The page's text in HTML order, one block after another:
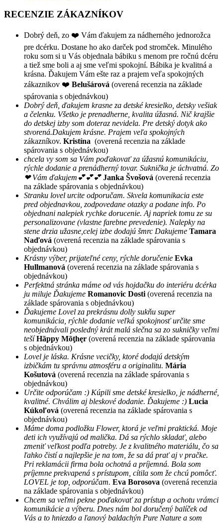
RECENZIE ZÁKAZNÍKOV
Dobrý deň, zo ❤️ Vám ďakujem za nádherného jednorožca
pre dcérku. Dostane ho ako darček pod stromček. Minulého
roku som si u Vás objednala bábiku s menom pre ročnú dcéru
a tiež sme boli a aj sme veľmi spokojní. Bábika je kvalitná a
krásna. Ďakujem Vám ešte raz a prajem veľa spokojných
zákaznikov ❤️ Belušárová (overená recenzia na základe
spárovania s objednávkou)
Dobrý deň, ďakujem krasne za detské kresielko, detsky vešiak
a čelenku. Všetko je prenadherne, kvalita úžasná. Nič krajšie
do detskej izby som doteraz nevidela. Pre detský dotyk ako
stvorená.Dakujem krásne. Prajem veľa spokojných
zákazníkov. Kristína (overená recenzia na základe
spárovania s objednávkou)
chcela vy som sa Vám poďakovať za úžasnú komunikáciu,
rýchle dodanie a prenádherný tovar. Suknička je úchvatná. Zo
❤ Vám ďakujem💕💕💕 Janka Švošová (overená recenzia
na základe spárovania s objednávkou)
Stranku lovel urcite odporučam. Skvela komunikacia este
pred objednavkou, zodpovedane otazky a podane info. Po
objednani nalepiek rychke dorucenie. Aj napriek tomu ze su
personalizovane (vlastne farebne prevedenie). Nalepky na
stene drzia užasne,celej izbe dodajú šmrc Dakujeme Tamara
Naďová (overená recenzia na základe spárovania s
objednávkou)
Krásny výber, prijateľné ceny, rýchle doručenie Evka
Hullmanová (overená recenzia na základe spárovania s
objednávkou)
Perfektná stránka máme od vás hojdačku do interiéru dcérka
ju miluje Ďakujeme Romanovic Dosti (overená recenzia na
základe spárovania s objednávkou)
Ďakujeme Lovel za prekrásnu dolly sukňu super
komunikácia, rýchle dodanie veľká spokojnosť určite sme
neobjednávali posledný krát malá slečna sa zo sukničky veľmi
tešíHãppy Mõţhęr (overená recenzia na základe spárovania
s objednávkou)
Lovel je láska. Krásne vecičky, ktoré dodajú detským
izbičkám tu správnu atmosféru a originalitu. Mária
Košutová (overená recenzia na základe spárovania s
objednávkou)
Určite odporúčam :) Kúpili sme detské kresielko, je nádherné,
kvalitné. Chválim aj bleskové dodanie. Ďakujeme :) Lucia
Kúkoľová (overená recenzia na základe spárovania s
objednávkou)
Máme doma podložku Flower, ktorá je veľmi praktická. Moje
deti ich využívajú od malička. Dá sa rýchlo skladať, alebo
zmeniť veľkost podľa potreby. Je z kvalitného materiálu, čo sa
ľahko čistí a najlepšie je na tom, že sa dá prať aj v pračke.
Pri reklamácii firma bola ochotná a príjemná. Bola som
príjemne prekvapená s prístupom, cítila som že chcú pomôcť.
LOVEL je top, odporúčam. Eva Borosova (overená recenzia
na základe spárovania s objednávkou)
Chcem sa veľmi pekne poďakovať za prístup a ochotu vrámci
komunikácie a výberu. Dnes nám bol doručený balíček od
Vás a to hniezdo a ľanový baldachýn Pure Nature a som